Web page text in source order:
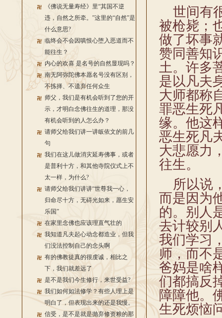
《佛说无量寿经》里“其国不逆
违，自然之所牵。”这里的“自然”是
什么意思?
临终会不会因嗔恨心堕入恶道而不
能往生？
内心的欢喜 是名号的自然显现吗？
南无阿弥陀佛本愿名号没有区别，
不拣择、不遗弃任何众生
师父，我们是有机会听到了您的开
示，才明白念佛往生的道理，那没
有机会听到的人怎么办？
请师父给我们讲一讲皈依文的前几
句
我们在这儿做消灾延寿佛事，或者
是普利十方，和其他寺院仪式上不
太一样，为什么?
请师父给我们讲讲“世尊我一心，
归命尽十方，无碍光如来，愿生安
乐国”
在家里念佛也应该理直气壮的
我知道凡夫起心动念都造业，但我
们没法控制自己的念头啊
有的佛教徒真的很虔诚，相比之
下，我们就差远了
是不是我们今生修行，来世受益?
我们如何如法修学？有些人理上是
明白了，但表现出来的还是我慢。
信受，是不是就是抛弃修资粮的那
世间有
被枪毙；
做了坏事
赞同善知
土。许多
是以凡夫
大师都称
罪恶生死
缘。他这
恶生死凡
大悲愿力
往生。
所以说
而是因为
的。别人
去计较别
我们学习
师，而不
爸妈是啥
们都搞反
障障他。
生死烦恼